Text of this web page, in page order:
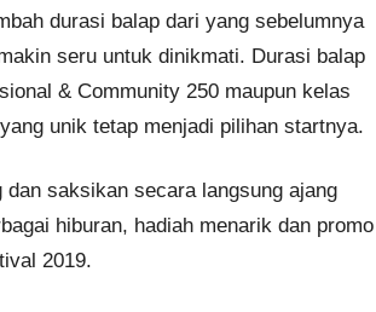
durasi balap dari yang sebelumnya
seru untuk dinikmati. Durasi balap
& Community 250 maupun kelas
unik tetap menjadi pilihan startnya.
saksikan secara langsung ajang
hiburan, hadiah menarik dan promo
2019.